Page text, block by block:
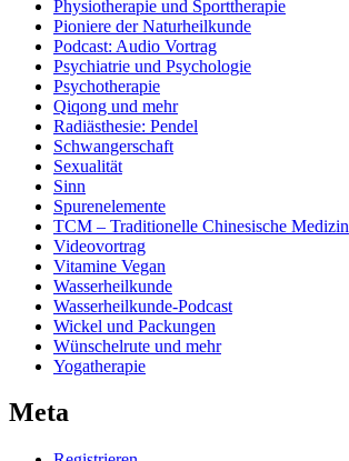
Physiotherapie und Sporttherapie
Pioniere der Naturheilkunde
Podcast: Audio Vortrag
Psychiatrie und Psychologie
Psychotherapie
Qiqong und mehr
Radiästhesie: Pendel
Schwangerschaft
Sexualität
Sinn
Spurenelemente
TCM – Traditionelle Chinesische Medizin
Videovortrag
Vitamine Vegan
Wasserheilkunde
Wasserheilkunde-Podcast
Wickel und Packungen
Wünschelrute und mehr
Yogatherapie
Meta